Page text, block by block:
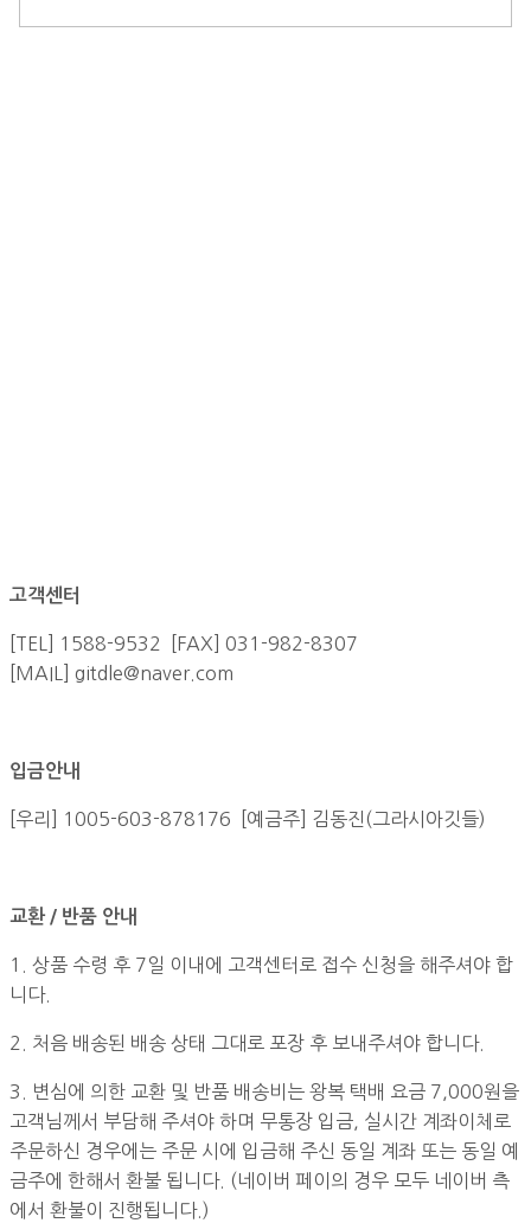
고객센터
[TEL] 1588-9532 [FAX] 031-982-8307
[MAIL] gitdle@naver.com
입금안내
[우리] 1005-603-878176 [예금주] 김동진(그라시아깃들)
교환 / 반품 안내
1. 상품 수령 후 7일 이내에 고객센터로 접수 신청을 해주셔야 합
니다.
2. 처음 배송된 배송 상태 그대로 포장 후 보내주셔야 합니다.
3. 변심에 의한 교환 및 반품 배송비는 왕복 택배 요금 7,000원을
고객님께서 부담해 주셔야 하며 무통장 입금, 실시간 계좌이체로
주문하신 경우에는 주문 시에 입금해 주신 동일 계좌 또는 동일 예
금주에 한해서 환불 됩니다. (네이버 페이의 경우 모두 네이버 측
에서 환불이 진행됩니다.)